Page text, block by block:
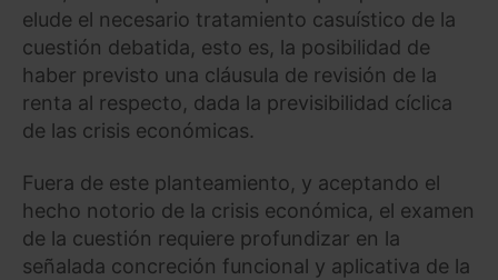
elude el necesario tratamiento casuístico de la
cuestión debatida, esto es, la posibilidad de
haber previsto una cláusula de revisión de la
renta al respecto, dada la previsibilidad cíclica
de las crisis económicas.
Fuera de este planteamiento, y aceptando el
hecho notorio de la crisis económica, el examen
de la cuestión requiere profundizar en la
señalada concreción funcional y aplicativa de la